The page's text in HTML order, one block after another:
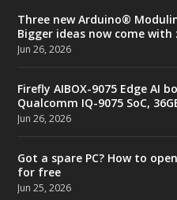
Three new Arduino®
Bigger ideas now come
Jun 26, 2026
Firefly AIBOX-9075 Edge AI
Qualcomm IQ-9075 SoC,
Jun 26, 2026
Got a spare PC? How to
for free
Jun 25, 2026